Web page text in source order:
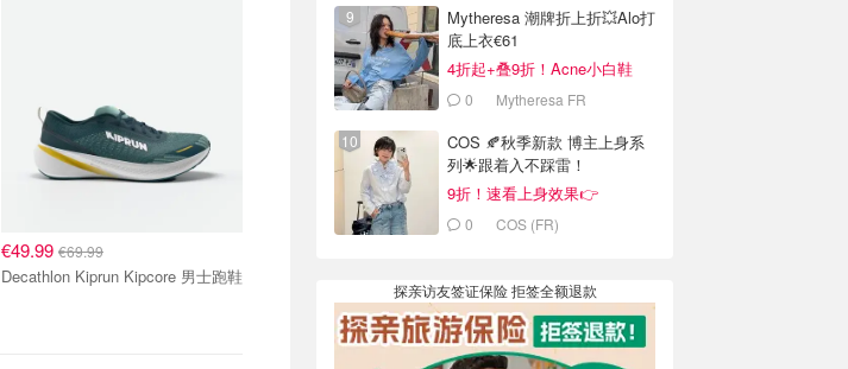
€49.99 €69.99
Decathlon Kiprun Kipcore 男士跑鞋
Mytheresa 潮牌折上折💥Alo打
底上衣€61
4折起+叠9折！Acne小白鞋
€2640 Mytheresa FR
COS 🍂秋季新款 博主上身系
列🌟跟着入不踩雷！
9折！速看上身效果👉
0 COS (FR)
探亲访友签证保险 拒签全额退款